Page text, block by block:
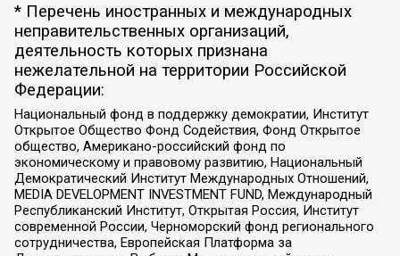
* Перечень иностранных и международных
неправительственных организаций,
деятельность которых признана
нежелательной на территории Российской
Федерации:
Национальный фонд в поддержку демократии, Институт
Открытое Общество Фонд Содействия, Фонд Открытое
общество, Американо-российский фонд по
экономическому и правовому развитию, Национальный
Демократический Институт Международных Отношений,
MEDIA DEVELOPMENT INVESTMENT FUND, Международный
Республиканский Институт, Открытая Россия, Институт
современной России, Черноморский фонд регионального
сотрудничества, Европейская Платформа за